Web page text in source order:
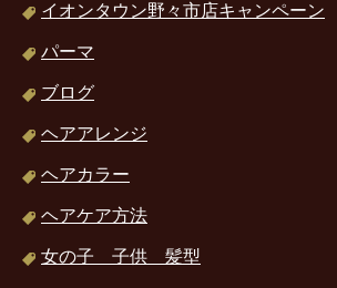
イオンタウン野々市店キャンペーン
パーマ
ブログ
ヘアアレンジ
ヘアカラー
ヘアケア方法
女の子 子供 髪型